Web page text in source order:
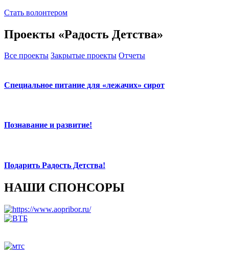
Стать волонтером
Проекты «Радость Детства»
Все проекты Закрытые проекты Отчеты
Специальное питание для «лежачих» сирот
Познавание и развитие!
Подарить Радость Детства!
НАШИ СПОНСОРЫ